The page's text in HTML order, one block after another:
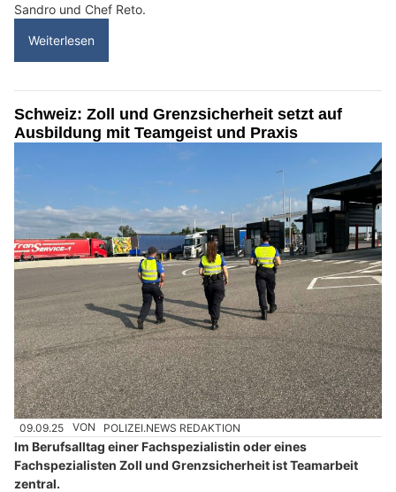
Sandro und Chef Reto.
Weiterlesen
Schweiz: Zoll und Grenzsicherheit setzt auf
Ausbildung mit Teamgeist und Praxis
09.09.25 VON POLIZEI.NEWS REDAKTION
Im Berufsalltag einer Fachspezialistin oder eines
Fachspezialisten Zoll und Grenzsicherheit ist Teamarbeit
zentral.